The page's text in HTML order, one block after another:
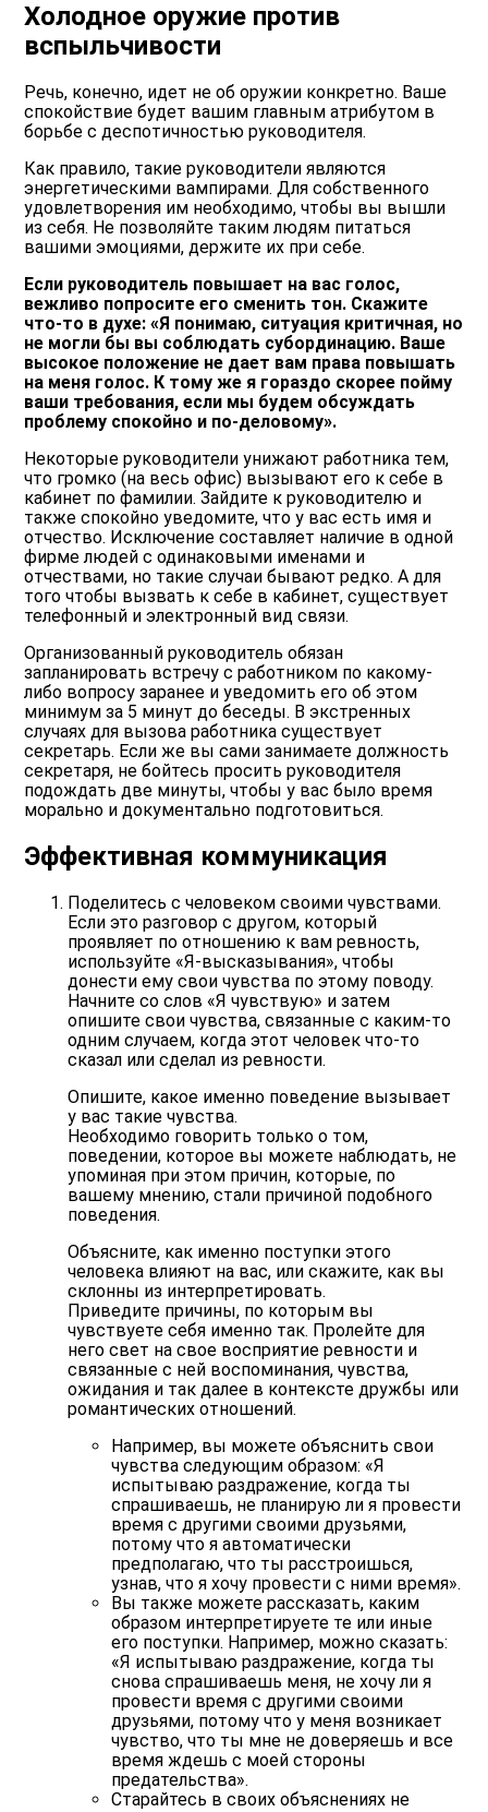
Холодное оружие против
вспыльчивости
Речь, конечно, идет не об оружии конкретно. Ваше
спокойствие будет вашим главным атрибутом в
борьбе с деспотичностью руководителя.
Как правило, такие руководители являются
энергетическими вампирами. Для собственного
удовлетворения им необходимо, чтобы вы вышли
из себя. Не позволяйте таким людям питаться
вашими эмоциями, держите их при себе.
Если руководитель повышает на вас голос,
вежливо попросите его сменить тон. Скажите
что-то в духе: «Я понимаю, ситуация критичная, но
не могли бы вы соблюдать субординацию. Ваше
высокое положение не дает вам права повышать
на меня голос. К тому же я гораздо скорее пойму
ваши требования, если мы будем обсуждать
проблему спокойно и по-деловому».
Некоторые руководители унижают работника тем,
что громко (на весь офис) вызывают его к себе в
кабинет по фамилии. Зайдите к руководителю и
также спокойно уведомите, что у вас есть имя и
отчество. Исключение составляет наличие в одной
фирме людей с одинаковыми именами и
отчествами, но такие случаи бывают редко. А для
того чтобы вызвать к себе в кабинет, существует
телефонный и электронный вид связи.
Организованный руководитель обязан
запланировать встречу с работником по какому-
либо вопросу заранее и уведомить его об этом
минимум за 5 минут до беседы. В экстренных
случаях для вызова работника существует
секретарь. Если же вы сами занимаете должность
секретаря, не бойтесь просить руководителя
подождать две минуты, чтобы у вас было время
морально и документально подготовиться.
Эффективная коммуникация
Поделитесь с человеком своими чувствами.
Если это разговор с другом, который
проявляет по отношению к вам ревность,
используйте «Я-высказывания», чтобы
донести ему свои чувства по этому поводу.
Начните со слов «Я чувствую» и затем
опишите свои чувства, связанные с каким-то
одним случаем, когда этот человек что-то
сказал или сделал из ревности.
Опишите, какое именно поведение вызывает
у вас такие чувства.
Необходимо говорить только о том,
поведении, которое вы можете наблюдать, не
упоминая при этом причин, которые, по
вашему мнению, стали причиной подобного
поведения.
Объясните, как именно поступки этого
человека влияют на вас, или скажите, как вы
склонны из интерпретировать.
Приведите причины, по которым вы
чувствуете себя именно так. Пролейте для
него свет на свое восприятие ревности и
связанные с ней воспоминания, чувства,
ожидания и так далее в контексте дружбы или
романтических отношений.
Например, вы можете объяснить свои
чувства следующим образом: «Я
испытываю раздражение, когда ты
спрашиваешь, не планирую ли я провести
время с другими своими друзьями,
потому что я автоматически
предполагаю, что ты расстроишься,
узнав, что я хочу провести с ними время».
Вы также можете рассказать, каким
образом интерпретируете те или иные
его поступки. Например, можно сказать:
«Я испытываю раздражение, когда ты
снова спрашиваешь меня, не хочу ли я
провести время с другими своими
друзьями, потому что у меня возникает
чувство, что ты мне не доверяешь и все
время ждешь с моей стороны
предательства».
Старайтесь в своих объяснениях не